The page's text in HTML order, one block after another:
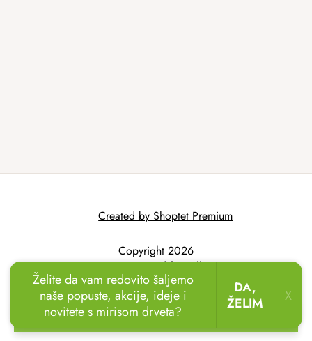
Uživajte u odmoru u vrtu!Drvene ležaljke
sada uz popust
Created by Shoptet Premium
Copyright 2026
AtmoWood.hr. All
rights reserved.
Želite da vam redovito šaljemo
naše popuste, akcije, ideje i
novitete s mirisom drveta?
DA,
ŽELIM
X